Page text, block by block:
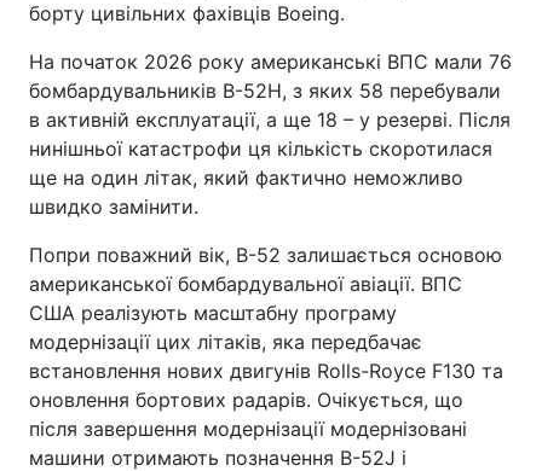
борту цивільних фахівців Boeing.
На початок 2026 року американські ВПС мали 76
бомбардувальників B-52H, з яких 58 перебували
в активній експлуатації, а ще 18 – у резерві. Після
нинішньої катастрофи ця кількість скоротилася
ще на один літак, який фактично неможливо
швидко замінити.
Попри поважний вік, B-52 залишається основою
американської бомбардувальної авіації. ВПС
США реалізують масштабну програму
модернізації цих літаків, яка передбачає
встановлення нових двигунів Rolls-Royce F130 та
оновлення бортових радарів. Очікується, що
після завершення модернізації модернізовані
машини отримають позначення B-52J і